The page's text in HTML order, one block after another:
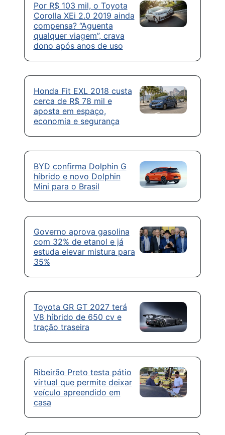
Por R$ 103 mil, o Toyota
Corolla XEi 2.0 2019 ainda
compensa? “Aguenta
qualquer viagem”, crava
dono após anos de uso
Honda Fit EXL 2018 custa
cerca de R$ 78 mil e
aposta em espaço,
economia e segurança
BYD confirma Dolphin G
híbrido e novo Dolphin
Mini para o Brasil
Governo aprova gasolina
com 32% de etanol e já
estuda elevar mistura para
35%
Toyota GR GT 2027 terá
V8 híbrido de 650 cv e
tração traseira
Ribeirão Preto testa pátio
virtual que permite deixar
veículo apreendido em
casa